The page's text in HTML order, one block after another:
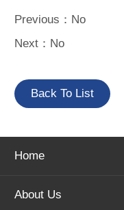
Previous：No
Next：No
Back To List
Home
About Us